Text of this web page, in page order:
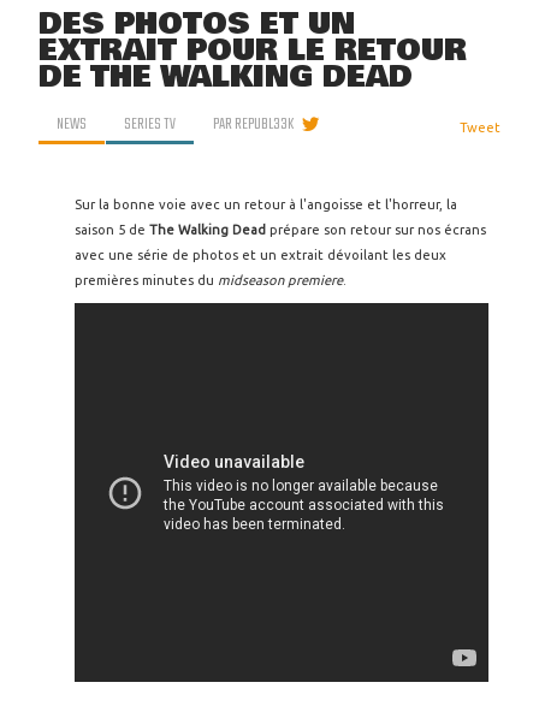
DES PHOTOS ET UN
EXTRAIT POUR LE RETOUR
DE THE WALKING DEAD
NEWS SERIES TV PARREPUBL33K Tweet
Sur la bonne voie avec un retour à l'angoisse et l'horreur, la
saison 5 de The Walking Dead prépare son retour sur nos écrans
avec une série de photos et un extrait dévoilant les deux
premières minutes du midseason premiere.